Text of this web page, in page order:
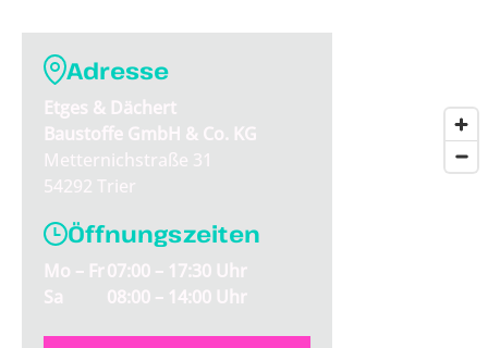
Adresse
Etges & Dächert
Baustoffe GmbH & Co. KG
Metternichstraße 31
54292 Trier
Öffnungszeiten
Mo – Fr07:00 – 17:30 Uhr
Sa
08:00 – 14:00 Uhr